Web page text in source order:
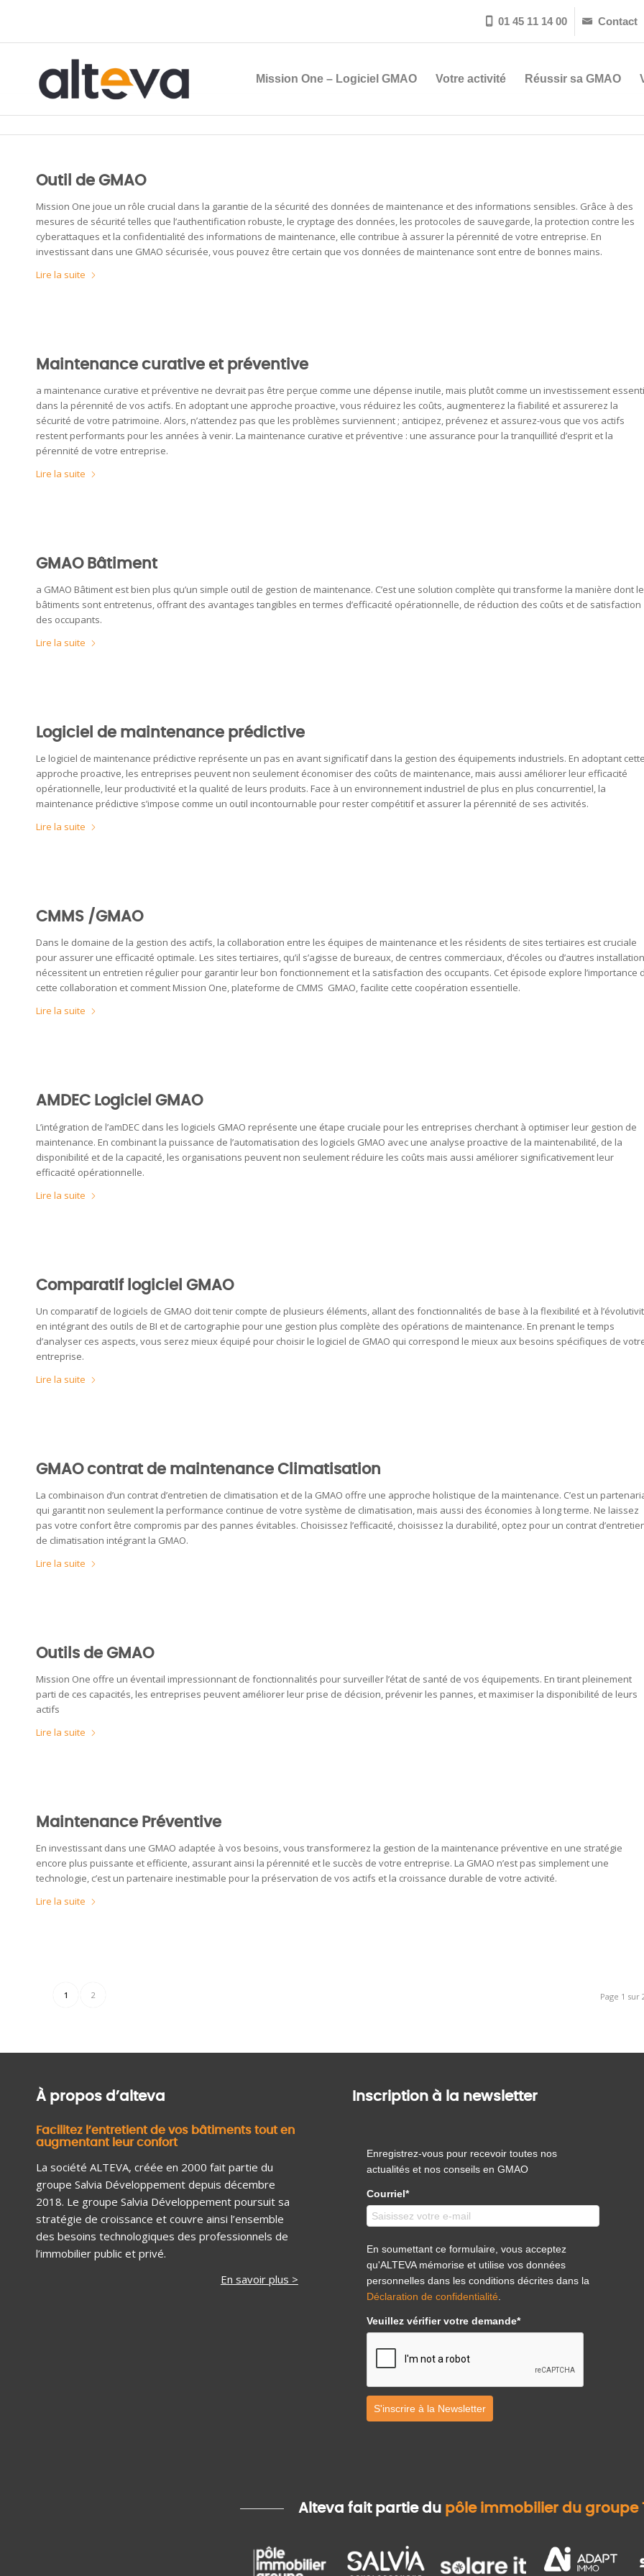
 01 45 11 14 00  Contact
Mission One – Logiciel GMAO Votre activité Réussir sa GMAO
Archive pour le mois : décembre, 2023
Outil de GMAO
Mission One joue un rôle crucial dans la garantie de la sécurité des données de maintenance et des informations sensibles. Grâce à des
mesures de sécurité telles que l’authentification robuste, le cryptage des données, les protocoles de sauvegarde, la protection contre les
cyberattaques et la confidentialité des informations de maintenance, elle contribue à assurer la pérennité de votre entreprise. En
investissant dans une GMAO sécurisée, vous pouvez être certain que vos données de maintenance sont entre de bonnes mains.
Lire la suite
Maintenance curative et préventive
a maintenance curative et préventive ne devrait pas être perçue comme une dépense inutile, mais plutôt comme un investissement
dans la pérennité de vos actifs. En adoptant une approche proactive, vous réduirez les coûts, augmenterez la fiabilité et assurerez la
sécurité de votre patrimoine. Alors, n’attendez pas que les problèmes surviennent ; anticipez, prévenez et assurez-vous que vos actifs
restent performants pour les années à venir. La maintenance curative et préventive : une assurance pour la tranquillité d’esprit et la
pérennité de votre entreprise.
Lire la suite
GMAO Bâtiment
a GMAO Bâtiment est bien plus qu’un simple outil de gestion de maintenance. C’est une solution complète qui transforme la manière dont
bâtiments sont entretenus, offrant des avantages tangibles en termes d’efficacité opérationnelle, de réduction des coûts et de satisfaction
des occupants.
Lire la suite
Logiciel de maintenance prédictive
Le logiciel de maintenance prédictive représente un pas en avant significatif dans la gestion des équipements industriels. En adoptant
approche proactive, les entreprises peuvent non seulement économiser des coûts de maintenance, mais aussi améliorer leur efficacité
opérationnelle, leur productivité et la qualité de leurs produits. Face à un environnement industriel de plus en plus concurrentiel, la
maintenance prédictive s’impose comme un outil incontournable pour rester compétitif et assurer la pérennité de ses activités.
Lire la suite
CMMS /GMAO
Dans le domaine de la gestion des actifs, la collaboration entre les équipes de maintenance et les résidents de sites tertiaires est cruciale
pour assurer une efficacité optimale. Les sites tertiaires, qu’il s’agisse de bureaux, de centres commerciaux, d’écoles ou d’autres
nécessitent un entretien régulier pour garantir leur bon fonctionnement et la satisfaction des occupants. Cet épisode explore l’importance
cette collaboration et comment Mission One, plateforme de CMMS GMAO, facilite cette coopération essentielle.
Lire la suite
AMDEC Logiciel GMAO
L’intégration de l’amDEC dans les logiciels GMAO représente une étape cruciale pour les entreprises cherchant à optimiser leur gestion de
maintenance. En combinant la puissance de l’automatisation des logiciels GMAO avec une analyse proactive de la maintenabilité, de la
disponibilité et de la capacité, les organisations peuvent non seulement réduire les coûts mais aussi améliorer significativement leur
efficacité opérationnelle.
Lire la suite
Comparatif logiciel GMAO
Un comparatif de logiciels de GMAO doit tenir compte de plusieurs éléments, allant des fonctionnalités de base à la flexibilité et à
en intégrant des outils de BI et de cartographie pour une gestion plus complète des opérations de maintenance. En prenant le temps
d’analyser ces aspects, vous serez mieux équipé pour choisir le logiciel de GMAO qui correspond le mieux aux besoins spécifiques de
entreprise.
Lire la suite
GMAO contrat de maintenance Climatisation
La combinaison d’un contrat d’entretien de climatisation et de la GMAO offre une approche holistique de la maintenance. C’est un
qui garantit non seulement la performance continue de votre système de climatisation, mais aussi des économies à long terme. Ne laissez
pas votre confort être compromis par des pannes évitables. Choisissez l’efficacité, choisissez la durabilité, optez pour un contrat
de climatisation intégrant la GMAO.
Lire la suite
Outils de GMAO
Mission One offre un éventail impressionnant de fonctionnalités pour surveiller l’état de santé de vos équipements. En tirant pleinement
parti de ces capacités, les entreprises peuvent améliorer leur prise de décision, prévenir les pannes, et maximiser la disponibilité de leurs
actifs
Lire la suite
Maintenance Préventive
En investissant dans une GMAO adaptée à vos besoins, vous transformerez la gestion de la maintenance préventive en une stratégie
encore plus puissante et efficiente, assurant ainsi la pérennité et le succès de votre entreprise. La GMAO n’est pas simplement une
technologie, c’est un partenaire inestimable pour la préservation de vos actifs et la croissance durable de votre activité.
Lire la suite
Page 1 sur
1 2
À propos d’alteva
Facilitez l’entretient de vos bâtiments tout en
augmentant leur confort
La société ALTEVA, créée en 2000 fait partie du
groupe Salvia Développement depuis décembre
2018. Le groupe Salvia Développement poursuit sa
stratégie de croissance et couvre ainsi l’ensemble
des besoins technologiques des professionnels de
l’immobilier public et privé.
En savoir plus >
Inscription à la newsletter
Enregistrez-vous pour recevoir toutes nos
actualités et nos conseils en GMAO
Courriel*
En soumettant ce formulaire, vous acceptez
qu'ALTEVA mémorise et utilise vos données
personnelles dans les conditions décrites dans la
Déclaration de confidentialité
Veuillez vérifier votre demande*
S'inscrire à la Newsletter
Alteva fait partie du pôle immobilier du groupe